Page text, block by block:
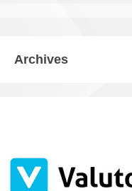
Archives